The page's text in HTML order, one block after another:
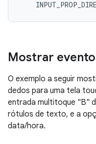
Mostrar
O exemplo a seguir
dedos para uma tela
entrada multitoque "B"
rótulos de texto, e a
data/hora.